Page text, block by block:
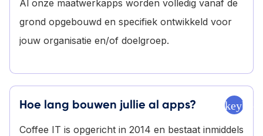
Al onze maatwerkapps worden volledig vanaf de
grond opgebouwd en specifiek ontwikkeld voor
jouw organisatie en/of doelgroep.
Hoe lang bouwen jullie al apps?
Coffee IT is opgericht in 2014 en bestaat inmiddels